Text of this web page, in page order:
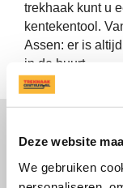
Deze website
We gebruiken
trekhaak kunt u
kentekentool.
Assen: er is
in de buurt.
Altijd bij je
de buurt?